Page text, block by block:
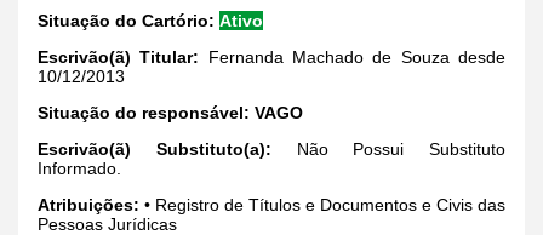
Situação do Cartório: Ativo
Escrivão(ã) Titular: Fernanda Machado de Souza desde
10/12/2013
Situação do responsável: VAGO
Escrivão(ã) Substituto(a): Não Possui Substituto
Informado.
Atribuições: • Registro de Títulos e Documentos e Civis das
Pessoas Jurídicas